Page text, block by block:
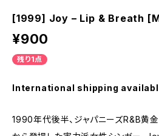
[1999] Joy – Lip & Breath
¥900
残り1点
International shipping
1990年代後半、ジャパニーズR&B黄金